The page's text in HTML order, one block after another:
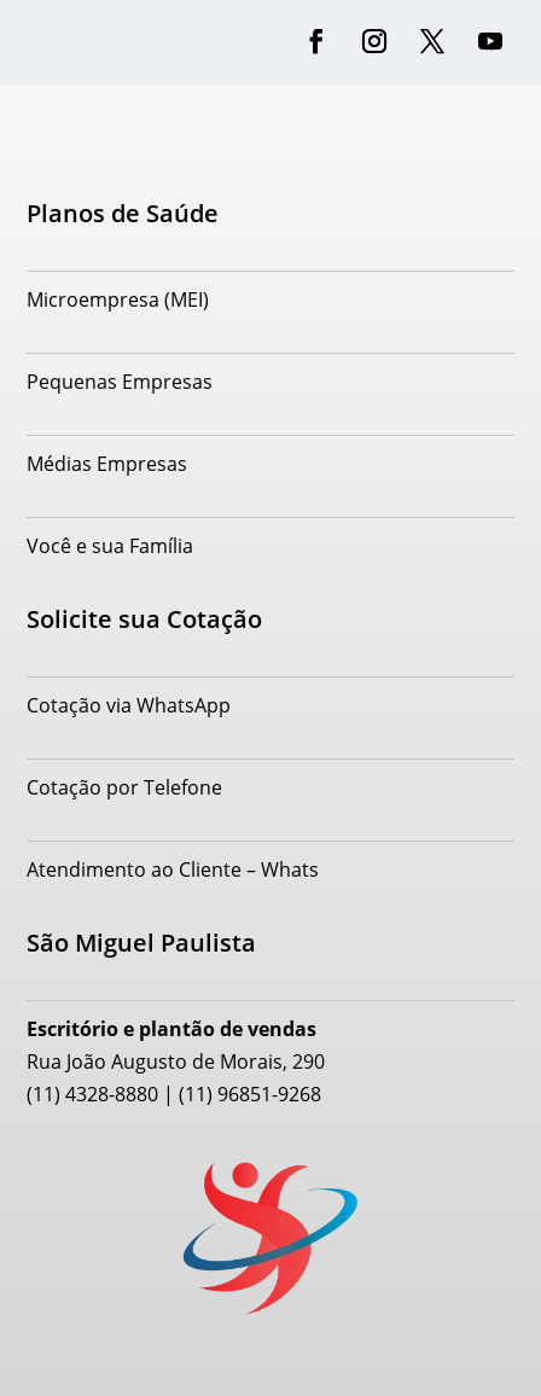
Planos de Saúde
Microempresa (MEI)
Pequenas Empresas
Médias Empresas
Você e sua Família
Solicite sua Cotação
Cotação via WhatsApp
Cotação por Telefone
Atendimento ao Cliente – Whats
São Miguel Paulista
Escritório e plantão de vendas
Rua João Augusto de Morais, 290
(11) 4328-8880 | (11) 96851-9268